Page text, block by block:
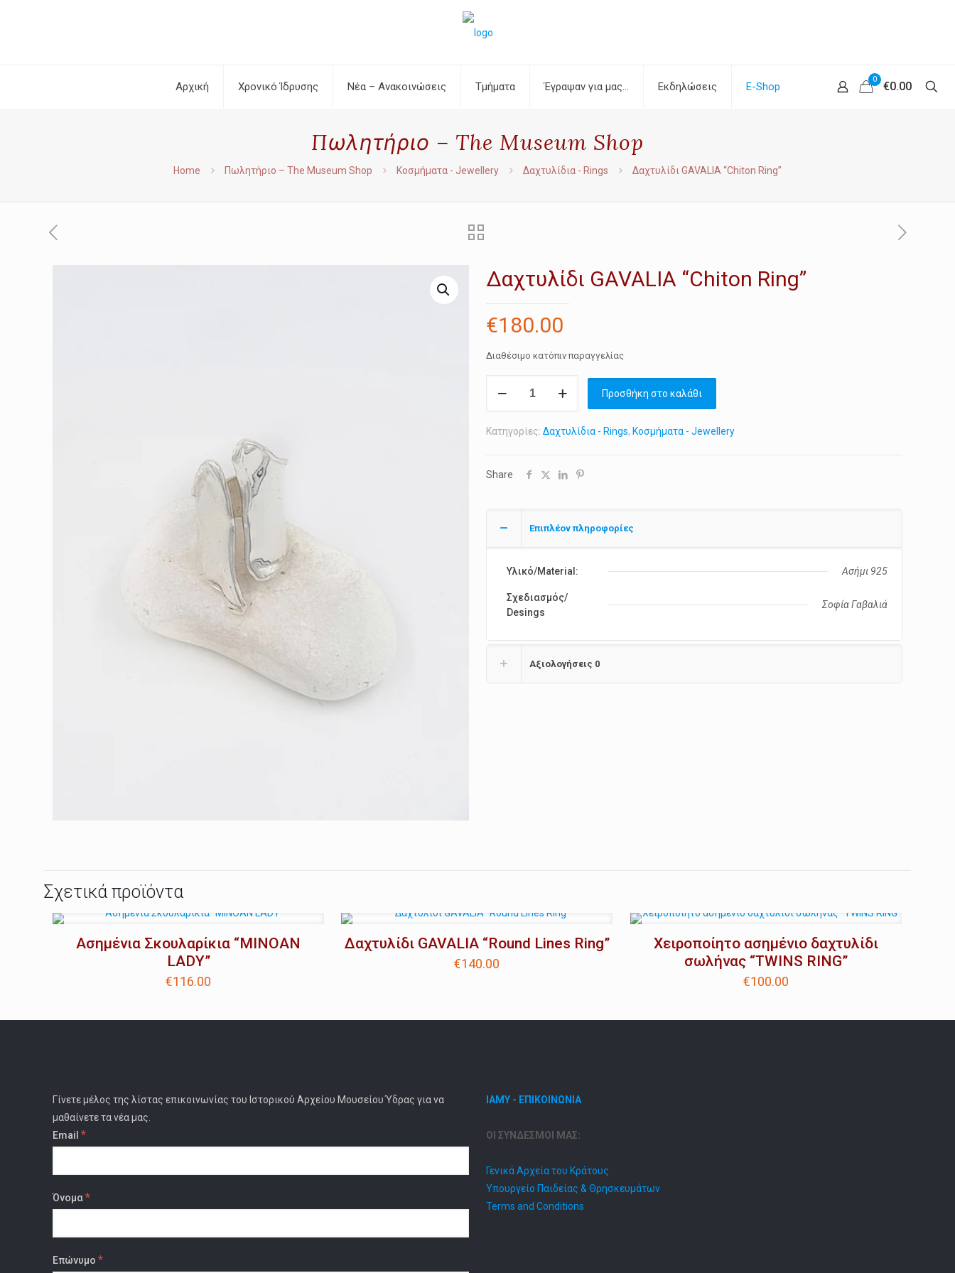
Αρχική Χρονικό Ίδρυσης Νέα – Ανακοινώσεις Τμήματα Έγραψαν για μας… Εκδηλώσεις E-Shop
0
€0.00
Πωλητήριο – The Museum Shop
Home Πωλητήριο – The Museum Shop Κοσμήματα - Jewellery Δαχτυλίδια - Rings Δαχτυλίδι GAVALIA “Chiton Ring”
Δαχτυλίδι GAVALIA “Chiton Ring”
€180.00
Διαθέσιμο κατόπιν παραγγελίας
Ring"
Προσθήκη στο καλάθι
Κατηγορίες: Δαχτυλίδια - Rings, Κοσμήματα - Jewellery
Share
Επιπλέον πληροφορίες
Υλικό/Material: Ασήμι 925
Σχεδιασμός/
Desings
Σοφία Γαβαλιά
Αξιολογήσεις 0
Σχετικά προϊόντα
Ασημένια Σκουλαρίκια “MINOAN
LADY”
€116.00
Δαχτυλίδι GAVALIA “Round Lines Ring”
€140.00
Χειροποίητο ασημένιο δαχτυλίδι
σωλήνας “TWINS RING”
€100.00
Γίνετε μέλος της λίστας επικοινωνίας του Ιστορικού Αρχείου Μουσείου Ύδρας για να
μαθαίνετε τα νέα μας.
Email *
Όνομα*
Επώνυμο *
ΙΑΜΥ - ΕΠΙΚΟΙΝΩΝΙΑ
ΟΙ ΣΥΝΔΕΣΜΟΙ ΜΑΣ:
Γενικά Αρχεία του Κράτους
Υπουργείο Παιδείας & Θρησκευμάτων
Terms and Conditions